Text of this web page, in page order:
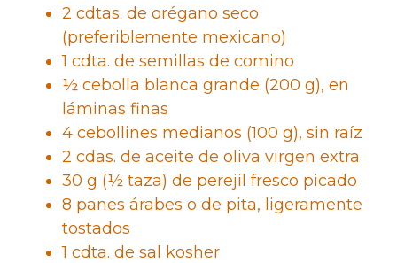
2 cdtas. de orégano seco
(preferiblemente mexicano)
1 cdta. de semillas de comino
½ cebolla blanca grande (200 g), en
láminas finas
4 cebollines medianos (100 g), sin raíz
2 cdas. de aceite de oliva virgen extra
30 g (½ taza) de perejil fresco picado
8 panes árabes o de pita, ligeramente
tostados
1 cdta. de sal kosher